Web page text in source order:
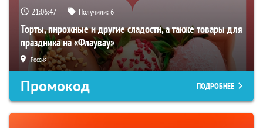
21:06:46 Получили:6
Торты, пирожные и другие сладости, а также товары для
праздника на «Флаувау»
Россия
Промокод ПОДРОБНЕЕ